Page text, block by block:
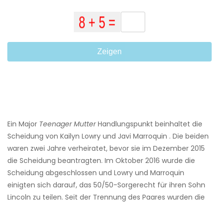
Zeigen
Ein Major Teenager MutterHandlungspunkt beinhaltet die
Scheidung von Kailyn Lowry und Javi Marroquin . Die beiden
waren zwei Jahre verheiratet, bevor sie im Dezember 2015
die Scheidung beantragten. Im Oktober 2016 wurde die
Scheidung abgeschlossen und Lowry und Marroquin
einigten sich darauf, das 50/50-Sorgerecht für ihren Sohn
Lincoln zu teilen. Seit der Trennung des Paares wurden die